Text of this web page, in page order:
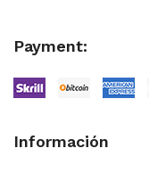
Payment:
Información